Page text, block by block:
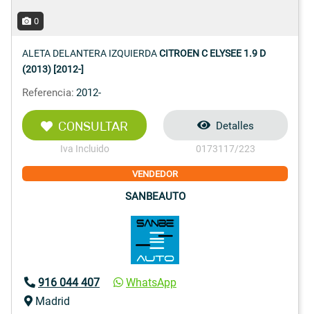
0
ALETA DELANTERA IZQUIERDACITROEN C ELYSEE 1.9 D
(2013) [2012-]
Referencia: 2012-
CONSULTAR
Iva Incluido
Detalles
0173117/223
VENDEDOR
SANBEAUTO
916 044 407
WhatsApp
Madrid